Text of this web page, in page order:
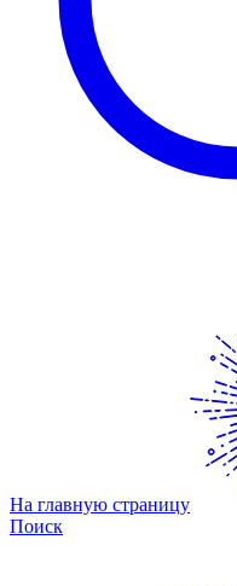
На главную страницу
Поиск